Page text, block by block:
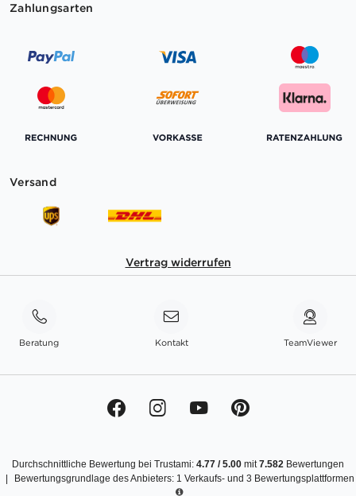
Zahlungsarten
Versand
Vertrag widerrufen
Beratung Kontakt TeamViewer
Durchschnittliche Bewertung bei Trustami: 4.77 /5.00 mit7.582 Bewertungen
Bewertungsgrundlage des Anbieters: 1 Verkaufs- und 3 Bewertungsplattformen